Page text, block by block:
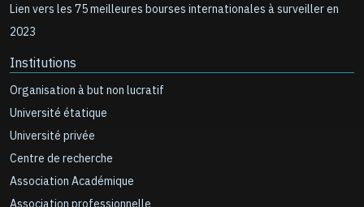
Lien vers les 75 meilleures bourses internationales à surveiller en
2023
Institutions
Organisation à but non lucratif
Université étatique
Université privée
Centre de recherche
Association Académique